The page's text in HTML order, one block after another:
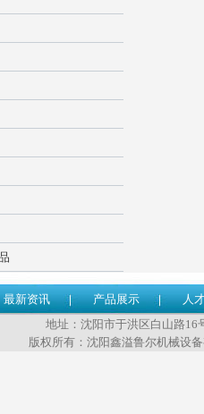
最新资讯 产品展示
人
地址：沈阳市于洪区白山路16
版权所有：沈阳鑫溢鲁尔机械设